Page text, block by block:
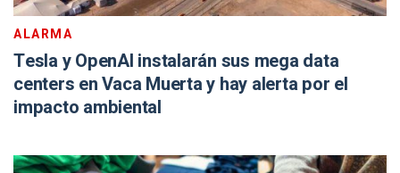
ALARMA
Tesla y OpenAI instalarán sus mega data
centers en Vaca Muerta y hay alerta por el
impacto ambiental